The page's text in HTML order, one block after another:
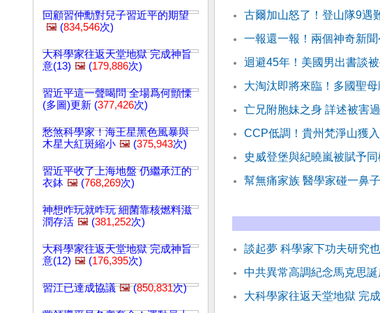
回顧習仲勳對兒子習近平的期望
🖼️ (834,546次)
大科學家往返天堂地獄 完成神旨
意(13) 🖼️ (179,886次)
習近平這一聲喝問 全場爲何顫慄
(多圖)更新 (377,426次)
愁煞科學家！海王星黑色風暴與
木星大紅斑縮小 🖼️ (375,943次)
習近平收了上海地盤 仍繼承江的
衣鉢 🖼️ (768,269次)
神想咋玩就咋玩 細菌靠核燃料滋
潤存活 🖼️ (381,252次)
大科學家往返天堂地獄 完成神旨
意(12) 🖼️ (176,395次)
習江已達成協議 🖼️(850,831次)
古爾加山怒了！登山隊9遇
一報還一報！兩個神奇新
迴避45年！美國男出書談
大淘汰即將來臨！多國聖
亡兄附胞妹之身 詳述被害
CCP低調！貴州梵淨山獲
史威登堡與紀曉嵐被賦予
幫無痛家族 醫學家碰一鼻
談起夢 科學家下功夫研究
中共異常高調紀念馬克思誕
大科學家往返天堂地獄 完